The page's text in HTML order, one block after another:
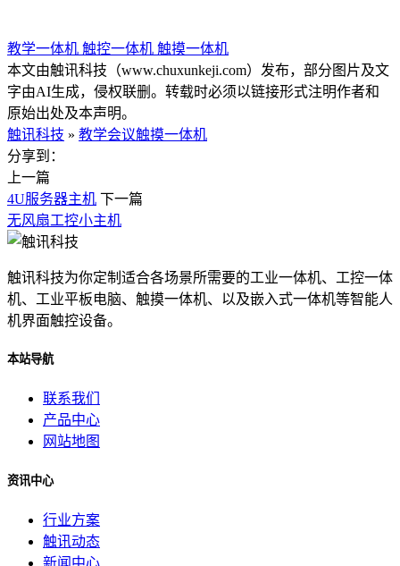
教学一体机 触控一体机 触摸一体机
本文由触讯科技（www.chuxunkeji.com）发布，部分图片及文
字由AI生成，侵权联删。转载时必须以链接形式注明作者和
原始出处及本声明。
触讯科技 » 教学会议触摸一体机
分享到：
上一篇
4U服务器主机 下一篇
无风扇工控小主机
触讯科技为你定制适合各场景所需要的工业一体机、工控一体
机、工业平板电脑、触摸一体机、以及嵌入式一体机等智能人
机界面触控设备。
本站导航
联系我们
产品中心
网站地图
资讯中心
行业方案
触讯动态
新闻中心